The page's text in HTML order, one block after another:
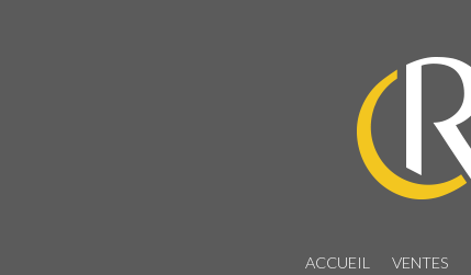
ACCUEIL VENTES